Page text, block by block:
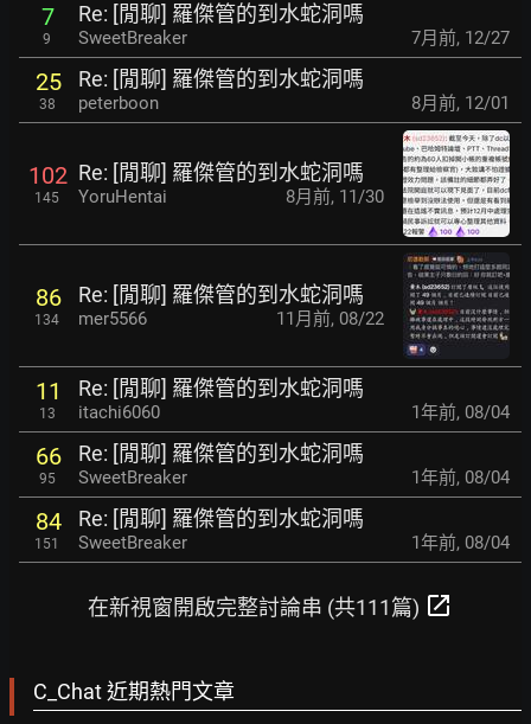
7
9
Re: [閒聊] 羅傑管的到水蛇洞嗎
SweetBreaker 7月前, 12/27
25
38
Re: [閒聊] 羅傑管的到水蛇洞嗎
peterboon 8月前, 12/01
102
145
Re: [閒聊] 羅傑管的到水蛇洞嗎
YoruHentai 8月前, 11/30
86
134
Re: [閒聊] 羅傑管的到水蛇洞嗎
mer5566 11月前, 08/22
11
13
Re: [閒聊] 羅傑管的到水蛇洞嗎
itachi6060 1年前, 08/04
66
95
Re: [閒聊] 羅傑管的到水蛇洞嗎
SweetBreaker 1年前, 08/04
84
151
Re: [閒聊] 羅傑管的到水蛇洞嗎
SweetBreaker 1年前, 08/04
在新視窗開啟完整討論串 (共111篇) open_in_new
C_Chat 近期熱門文章